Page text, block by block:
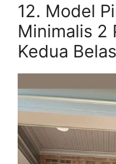
12. Model
Minimalis 2
Kedua Belas